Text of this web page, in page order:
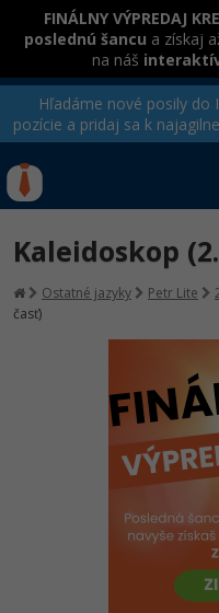
FINÁLNY VÝPREDAJ
poslednú šancu a získaj
na náš
Hľadáme nové posily do
pozície a pridaj sa k
Rekvalifikačné
hradené úradom
Java -80%
C# .NET -80%
Python -80%
Prihlásiť sa |Registrovať
Kaleidoskop
Ostatné jazyky Petr Lite
časť)